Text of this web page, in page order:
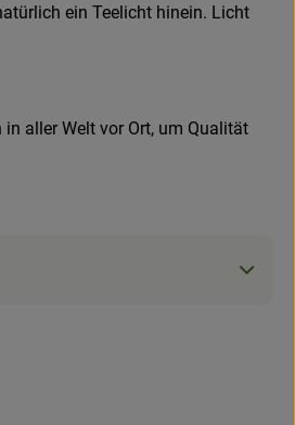
ein Teelicht hinein. Licht
aller Welt vor Ort, um Qualität